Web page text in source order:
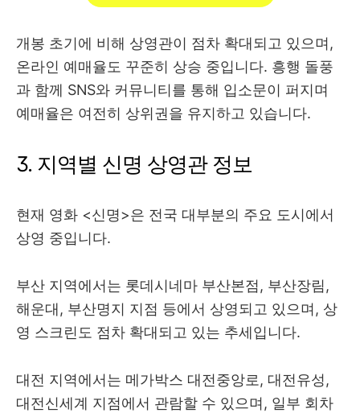
개봉 초기에 비해 상영관이 점차 확대되고 있으며,
온라인 예매율도 꾸준히 상승 중입니다. 흥행 돌풍
과 함께 SNS와 커뮤니티를 통해 입소문이 퍼지며
예매율은 여전히 상위권을 유지하고 있습니다.
3. 지역별 신명 상영관 정보
현재 영화 <신명>은 전국 대부분의 주요 도시에서
상영 중입니다.
부산 지역에서는 롯데시네마 부산본점, 부산장림,
해운대, 부산명지 지점 등에서 상영되고 있으며, 상
영 스크린도 점차 확대되고 있는 추세입니다.
대전 지역에서는 메가박스 대전중앙로, 대전유성,
대전신세계 지점에서 관람할 수 있으며, 일부 회차